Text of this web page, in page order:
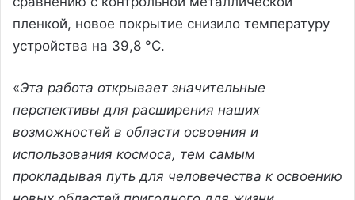
пленкой, новое покрытие снизило температуру
устройства на 39,8 °C.
«Эта работа открывает значительные
перспективы для расширения наших
возможностей в области освоения и
использования космоса, тем самым
прокладывая путь для человечества к освоению